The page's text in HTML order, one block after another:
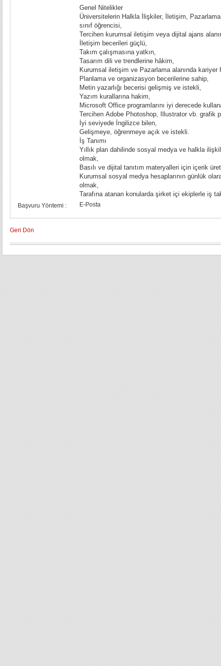
Genel Nitelikler
Üniversitelerin Halkla İlişkiler, İletişim,
sınıf öğrencisi,
Tercihen kurumsal iletişim veya dijital ajans
İletişim becerileri güçlü,
Takım çalışmasına yatkın,
Tasarım dili ve trendlerine hâkim,
Kurumsal iletişim ve Pazarlama alanında kariyer
Planlama ve organizasyon becerilerine sahip,
Metin yazarlığı becerisi gelişmiş ve istekli,
Yazım kurallarına hakim,
Microsoft Office programlarını iyi derecede
Tercihen Adobe Photoshop, Illustrator vb. grafik
İyi seviyede İngilizce bilen,
Gelişmeye, öğrenmeye açık ve istekli.
İş Tanımı
Yıllık plan dahilinde sosyal medya ve halkla
olmak,
Basılı ve dijital tanıtım materyalleri için içerik
Kurumsal sosyal medya hesaplarının günlük
olmak,
Tarafına atanan konularda şirket içi ekiplerle iş
Başvuru Yöntemi : E-Posta
Geri Dön